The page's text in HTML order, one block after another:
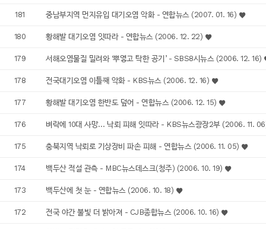
181 중남부지역 먼지유입 대기오염 악화 - 연합뉴스 (2007. 01. 16)
180 황해발 대기오염 잇따라 - 연합뉴스 (2006. 12. 22)
179 서해오염물질 밀려와 ‘뿌옇고 탁한 공기’ - SBS8시뉴스 (2006. 12. 16)
178 전국대기오염 이틀째 악화 - KBS뉴스 (2006. 12. 16)
177 황해발 대기오염 한반도 덮어 - 연합뉴스 (2006. 12. 15)
176 벼락에 10대 사망… 낙뢰 피해 잇따라 - KBS뉴스광장2부 (2006. 11.
175 충북지역 낙뢰로 기상장비 파손 피해 - 연합뉴스 (2006. 11. 05)
174 백두산 적설 관측 - MBC뉴스데스크(청주) (2006. 10. 19)
173 백두산에 첫 눈 - 연합뉴스 (2006. 10. 18)
172 전국 야간 불빛 더 밝아져 - CJB종합뉴스 (2006. 10. 16)